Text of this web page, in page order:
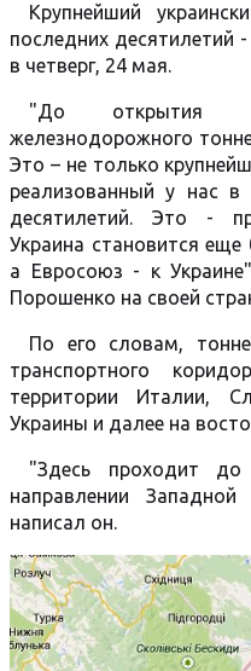
Крупнейший
последних десятилетий
в четверг, 24 мая.
"До открытия
железнодорожного
Это – не только
реализованный у нас в
десятилетий. Это -
Украина становится
а Евросоюз - к
Порошенко на своей
По его словам,
транспортного
территории Италии,
Украины и далее на
"Здесь проходит до
направлении
написал он.